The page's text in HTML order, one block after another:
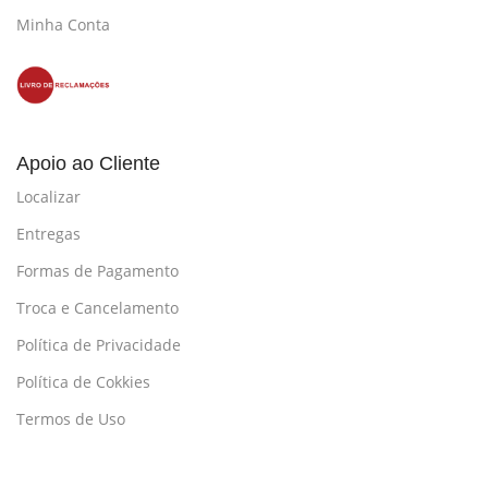
Minha Conta
Apoio ao Cliente
Localizar
Entregas
Formas de Pagamento
Troca e Cancelamento
Política de Privacidade
Política de Cokkies
Termos de Uso